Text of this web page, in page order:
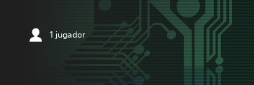
1 jugador